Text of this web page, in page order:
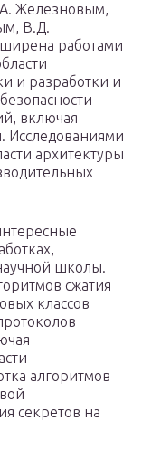
Железновым,
В.Д.
работами
и разработки и
включая
Исследованиями
архитектуры
школы.
сжатия
классов
алгоритмов
секретов на